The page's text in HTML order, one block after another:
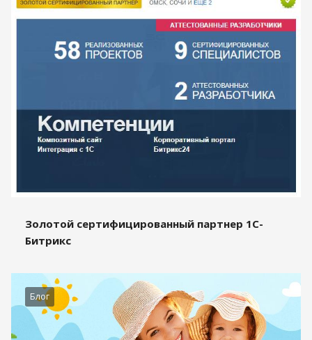
Золотой сертифицированный партнер 1С-
Битрикс
Блог